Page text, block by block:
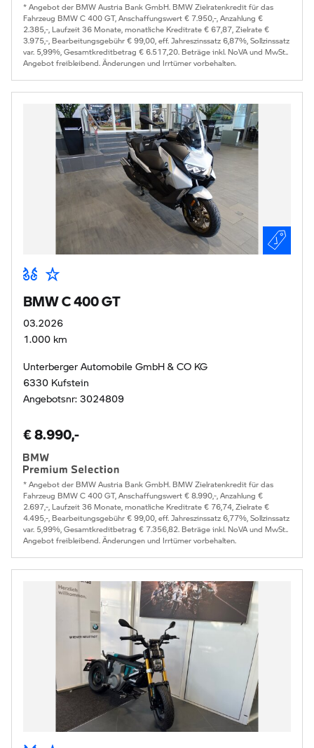
* Angebot der BMW Austria Bank GmbH. BMW Zielratenkredit für das
Fahrzeug BMW C 400 GT, Anschaffungswert € 7.950,-, Anzahlung €
2.385,-, Laufzeit 36 Monate, monatliche Kreditrate € 67,87, Zielrate €
3.975,-, Bearbeitungsgebühr € 99,00, eff. Jahreszinssatz 6,87%, Sollzinssatz
var. 5,99%, Gesamtkreditbetrag € 6.517,20. Beträge inkl. NoVA und MwSt..
Angebot freibleibend. Änderungen und Irrtümer vorbehalten.
BMW C 400 GT
03.2026
1.000 km
Unterberger Automobile GmbH & CO KG
6330 Kufstein
Angebotsnr: 3024809
€ 8.990,-
* Angebot der BMW Austria Bank GmbH. BMW Zielratenkredit für das
Fahrzeug BMW C 400 GT, Anschaffungswert € 8.990,-, Anzahlung €
2.697,-, Laufzeit 36 Monate, monatliche Kreditrate € 76,74, Zielrate €
4.495,-, Bearbeitungsgebühr € 99,00, eff. Jahreszinssatz 6,77%, Sollzinssatz
var. 5,99%, Gesamtkreditbetrag € 7.356,82. Beträge inkl. NoVA und MwSt..
Angebot freibleibend. Änderungen und Irrtümer vorbehalten.